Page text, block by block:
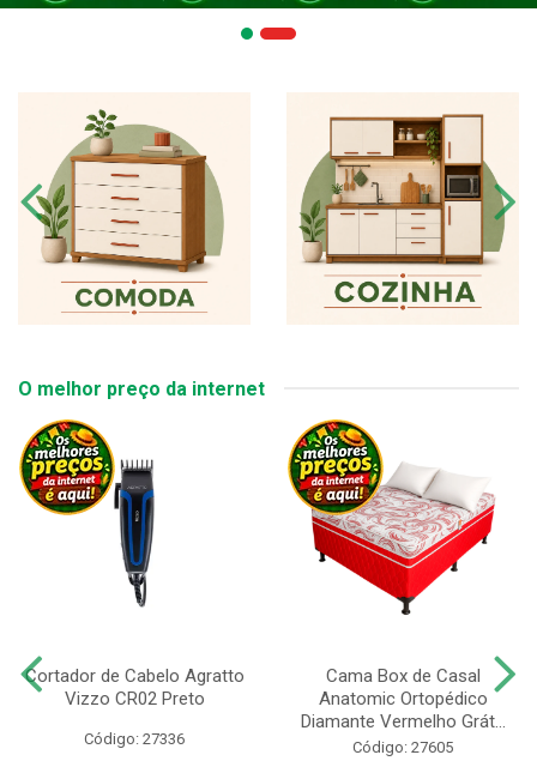
O melhor preço da internet
Cortador de Cabelo Agratto
Vizzo CR02 Preto
Código: 27336
Cama Box de Casal
Anatomic Ortopédico
Diamante Vermelho Grát...
Código: 27605